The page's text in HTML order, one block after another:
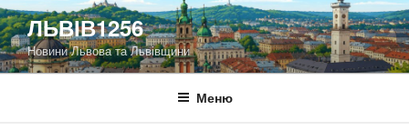
Перейти
до
вмісту
ЛЬВІВ1256
Новини Львова та Львівщини
Меню